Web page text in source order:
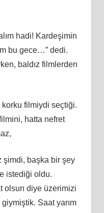
hadi! Kardeşimin
bu gece…” dedi.
baldız filmlerden
korku filmiydi seçtiği.
hatta nefret
şimdi, başka bir şey
istediği oldu.
olsun diye üzerimizi
giymiştik. Saat yarım